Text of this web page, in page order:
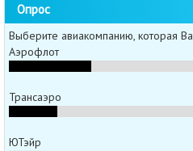
Опрос
Выберите авиакомпанию, которая
Аэрофлот
Трансаэро
ЮТэйр